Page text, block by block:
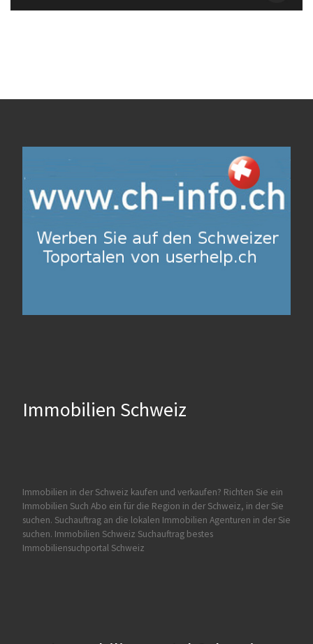
Immobilien Schweiz
Immobilien in der Schweiz kaufen und verkaufen? Richten Sie ein
Immobilien Such Abo ein für die Region in der Schweiz, in der Sie
suchen. Suchauftrag an die lokalen Immobilien Agenturen in der Sie
suchen. Immobilien Schweiz Suchauftrag bestes
Immobiliensuchportal Schweiz